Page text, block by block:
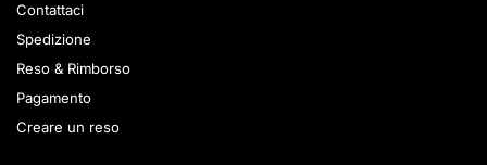
Contattaci
Spedizione
Reso & Rimborso
Pagamento
Creare un reso